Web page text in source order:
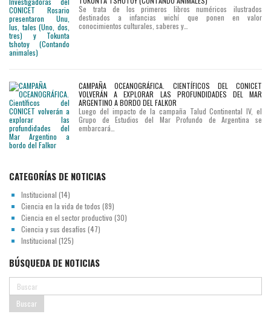
Se trata de los primeros libros numéricos ilustrados
destinados a infancias wichí que ponen en valor
conocimientos culturales, saberes y…
CAMPAÑA OCEANOGRÁFICA. CIENTÍFICOS DEL CONICET
VOLVERÁN A EXPLORAR LAS PROFUNDIDADES DEL MAR
ARGENTINO A BORDO DEL FALKOR
Luego del impacto de la campaña Talud Continental IV, el
Grupo de Estudios del Mar Profundo de Argentina se
embarcará…
CATEGORÍAS DE NOTICIAS
Institucional (14)
Ciencia en la vida de todos (89)
Ciencia en el sector productivo (30)
Ciencia y sus desafíos (47)
Institucional (125)
BÚSQUEDA DE NOTICIAS